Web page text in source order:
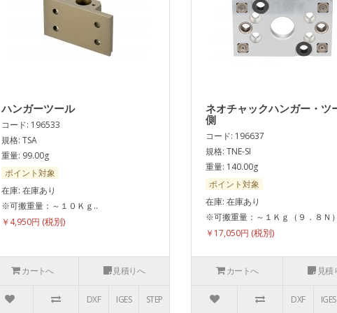
ハンガーツール
コード: 196533
規格: TSA
重量: 99.00g
ポイント対象
在庫: 在庫あり
※可搬重量：～１０Ｋｇ..
￥4,950円
カートへ 見積りへ
DXF IGES STEP
ネオチャックハンガー・ツ
側
コード: 196637
規格: TNE-SI
重量: 140.00g
ポイント対象
在庫: 在庫あり
※可搬重量：～１Ｋｇ（９．８Ｎ
￥17,050円
カートへ 見積
DXF IGES